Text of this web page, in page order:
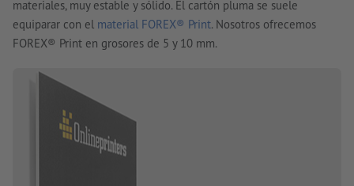
materiales, muy estable y sólido. El cartón pluma se suele
equiparar con el material FOREX® Print. Nosotros ofrecemos
FOREX® Print en grosores de 5 y 10 mm.